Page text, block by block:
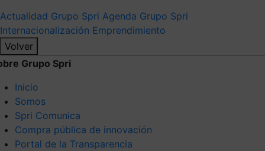
Actualidad Grupo Spri Agenda Grupo Spri
Internacionalización Emprendimiento
Volver
Grupo Spri
Inicio
Somos
Spri Comunica
Compra pública de innovación
Portal de la Transparencia